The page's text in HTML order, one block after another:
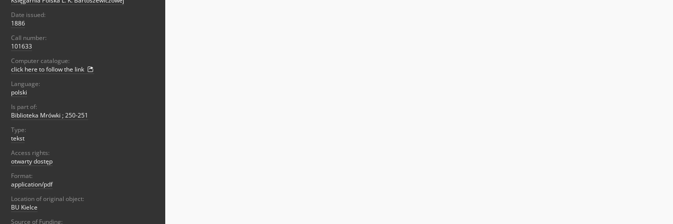
Date issued:
1886
Call number:
101633
Computer catalogue:
click here to follow the link
Language:
polski
Is part of:
Biblioteka Mrówki ; 250-251
Type:
tekst
Access rights:
otwarty dostęp
Format:
application/pdf
Location of original object:
BU Kielce
Source of Funding: